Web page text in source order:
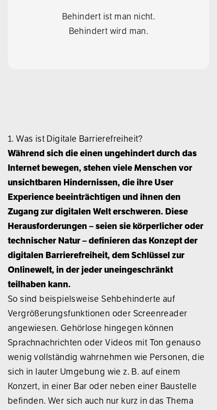
Behindert ist man nicht.
Behindert wird man.
1. Was ist Digitale Barrierefreiheit?
Während sich die einen ungehindert durch das
Internet bewegen, stehen viele Menschen vor
unsichtbaren Hindernissen, die ihre User
Experience beeinträchtigen und ihnen den
Zugang zur digitalen Welt erschweren. Diese
Herausforderungen – seien sie körperlicher oder
technischer Natur – definieren das Konzept der
digitalen Barrierefreiheit, dem Schlüssel zur
Onlinewelt, in der jeder uneingeschränkt
teilhaben kann.
So sind beispielsweise Sehbehinderte auf
Vergrößerungsfunktionen oder Screenreader
angewiesen. Gehörlose hingegen können
Sprachnachrichten oder Videos mit Ton genauso
wenig vollständig wahrnehmen wie Personen, die
sich in lauter Umgebung wie z. B. auf einem
Konzert, in einer Bar oder neben einer Baustelle
befinden. Wer sich auch nur kurz in das Thema